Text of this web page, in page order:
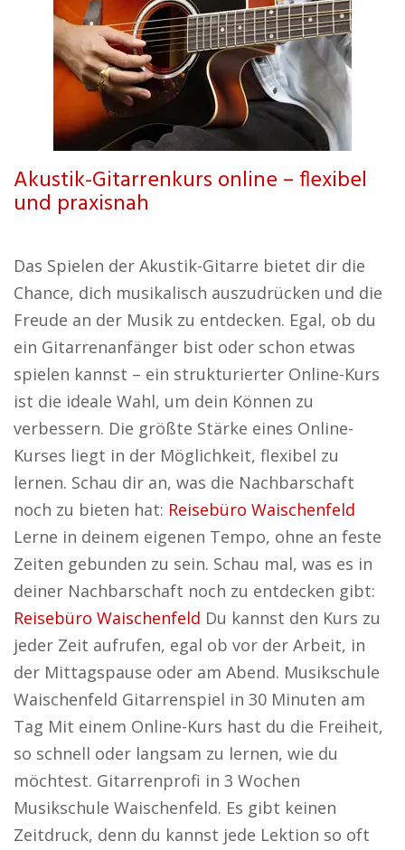
Akustik-Gitarrenkurs online – flexibel
und praxisnah
Das Spielen der Akustik-Gitarre bietet dir die
Chance, dich musikalisch auszudrücken und die
Freude an der Musik zu entdecken. Egal, ob du
ein Gitarrenanfänger bist oder schon etwas
spielen kannst – ein strukturierter Online-Kurs
ist die ideale Wahl, um dein Können zu
verbessern. Die größte Stärke eines Online-
Kurses liegt in der Möglichkeit, flexibel zu
lernen. Schau dir an, was die Nachbarschaft
noch zu bieten hat: Reisebüro Waischenfeld
Lerne in deinem eigenen Tempo, ohne an feste
Zeiten gebunden zu sein. Schau mal, was es in
deiner Nachbarschaft noch zu entdecken gibt:
Reisebüro Waischenfeld Du kannst den Kurs zu
jeder Zeit aufrufen, egal ob vor der Arbeit, in
der Mittagspause oder am Abend. Musikschule
Waischenfeld Gitarrenspiel in 30 Minuten am
Tag Mit einem Online-Kurs hast du die Freiheit,
so schnell oder langsam zu lernen, wie du
möchtest. Gitarrenprofi in 3 Wochen
Musikschule Waischenfeld. Es gibt keinen
Zeitdruck, denn du kannst jede Lektion so oft